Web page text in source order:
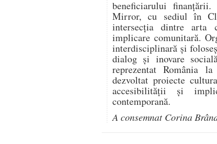
beneficiarului
Mirror, cu sediul în
intersecția dintre arta
implicare comunitară.
interdisciplinară și
dialog și inovare
reprezentat România
dezvoltat proiecte
accesibilității și
contemporană.
A consemnat Corina